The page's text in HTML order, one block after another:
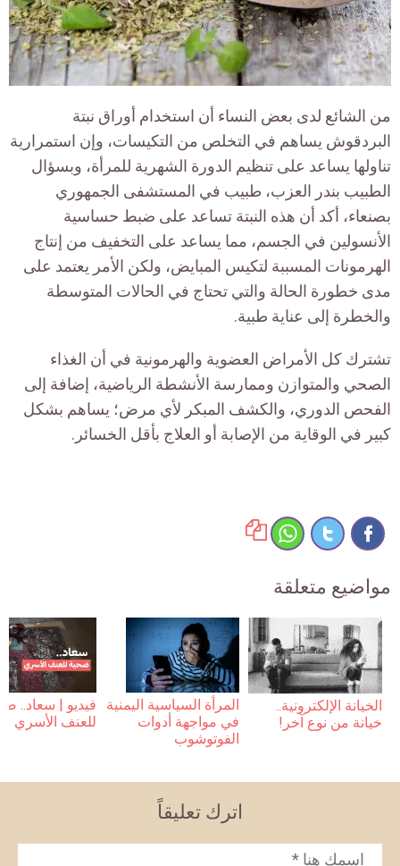
من الشائع لدى بعض النساء أن استخدام أوراق نبتة
البردقوش يساهم في التخلص من التكيسات، وإن استمرارية
تناولها يساعد على تنظيم الدورة الشهرية للمرأة، وبسؤال
الطبيب بندر العزب، طبيب في المستشفى الجمهوري
بصنعاء، أكد أن هذه النبتة تساعد على ضبط حساسية
الأنسولين في الجسم، مما يساعد على التخفيف من إنتاج
الهرمونات المسببة لتكيس المبايض، ولكن الأمر يعتمد على
مدى خطورة الحالة والتي تحتاج في الحالات المتوسطة
والخطرة إلى عناية طبية.
تشترك كل الأمراض العضوية والهرمونية في أن الغذاء
الصحي والمتوازن وممارسة الأنشطة الرياضية، إضافة إلى
الفحص الدوري، والكشف المبكر لأي مرض؛ يساهم بشكل
كبير في الوقاية من الإصابة أو العلاج بأقل الخسائر.
مواضيع متعلقة
الخيانة الإلكترونية..
خيانة من نوع آخر!
المرأة السياسية اليمنية
في مواجهة أدوات
الفوتوشوب
فيديو | سعاد..
للعنف الأسري
اترك تعليقاً
الاسم *